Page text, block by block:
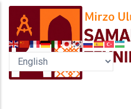
Skip
main
content